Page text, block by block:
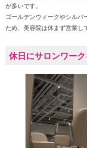
が多いです。
ゴールデンウィークやシルバ
ため、美容院は休まず営業し
休日にサロンワー